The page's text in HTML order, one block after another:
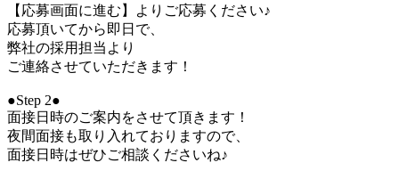
【応募画面に進む】よりご応募ください♪
応募頂いてから即日で、
弊社の採用担当より
ご連絡させていただきます！
●Step 2●
面接日時のご案内をさせて頂きます！
夜間面接も取り入れておりますので、
面接日時はぜひご相談くださいね♪